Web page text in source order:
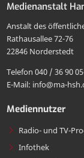
MA
HSH
an
die
MA
HSH
Medienanstalt
Anstalt des
Rathausallee 72-76
22846 Norderstedt
Telefon 040 / 36 90
E-Mail: info@ma-
Mediennutzer
Radio- und TV-
Infothek